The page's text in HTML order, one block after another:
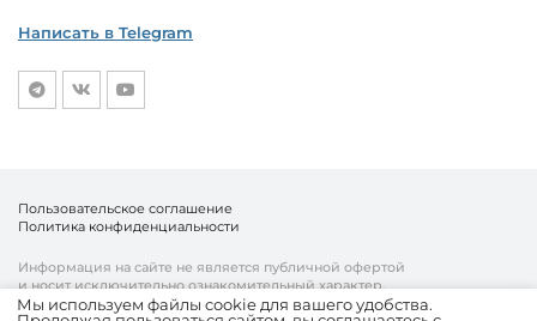
Написать в Telegram
Информация на сайте не является публичной офертой
и носит исключительно ознакомительный характер.
Пользовательское соглашение
Политика конфиденциальности
Мы используем файлы cookie для вашего удобства.